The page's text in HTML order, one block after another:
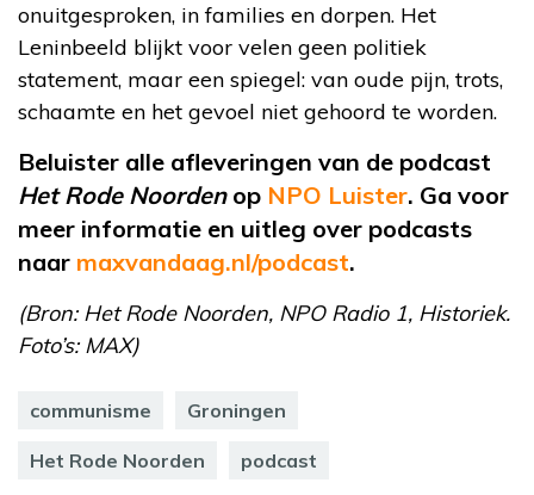
onuitgesproken, in families en dorpen. Het
Leninbeeld blijkt voor velen geen politiek
statement, maar een spiegel: van oude pijn, trots,
schaamte en het gevoel niet gehoord te worden.
Beluister alle afleveringen van de podcast
Het Rode Noordenop NPO Luister. Ga voor
meer informatie en uitleg over podcasts
naar maxvandaag.nl/podcast.
(Bron: Het Rode Noorden, NPO Radio 1, Historiek.
Foto’s: MAX)
communisme Groningen
Het Rode Noorden podcast